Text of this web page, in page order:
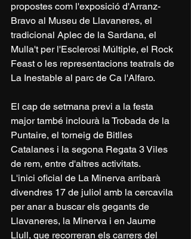
propostes com l'exposició d'Arranz-
Bravo al Museu de Llavaneres, el
tradicional Aplec de la Sardana, el
Mulla't per l'Esclerosi Múltiple, el Rock
Feast o les representacions teatrals de
La Inestable al parc de Ca l'Alfaro.
El cap de setmana previ a la festa
major també inclourà la Trobada de la
Puntaire, el torneig de Bitlles
Catalanes i la segona Regata 3 Viles
de rem, entre d'altres activitats.
L'inici oficial de La Minerva arribarà
divendres 17 de juliol amb la cercavila
per anar a buscar els gegants de
Llavaneres, la Minerva i en Jaume
Llull, que recorreran els carrers del